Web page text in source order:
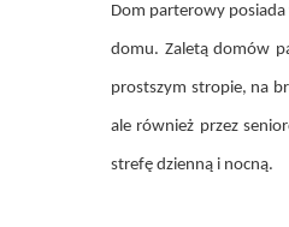
Dom parterowy
domu. Zaletą domów
prostszym stropie, na
ale również przez
strefę dzienną i nocną.